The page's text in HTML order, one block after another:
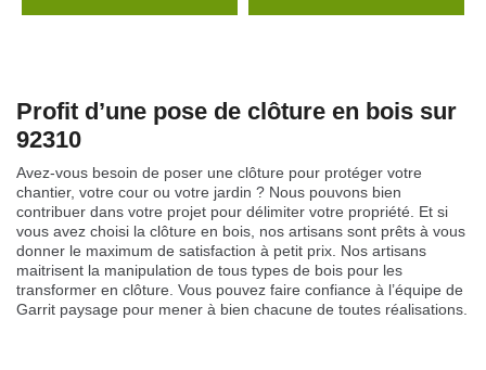
Profit d’une pose de clôture en bois sur
92310
Avez-vous besoin de poser une clôture pour protéger votre
chantier, votre cour ou votre jardin ? Nous pouvons bien
contribuer dans votre projet pour délimiter votre propriété. Et si
vous avez choisi la clôture en bois, nos artisans sont prêts à vous
donner le maximum de satisfaction à petit prix. Nos artisans
maitrisent la manipulation de tous types de bois pour les
transformer en clôture. Vous pouvez faire confiance à l’équipe de
Garrit paysage pour mener à bien chacune de toutes réalisations.